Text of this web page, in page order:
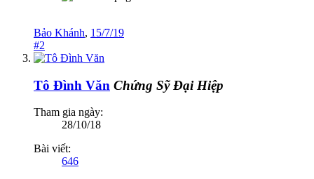
Bảo Khánh, 15/7/19
#2
Tô Đình Văn Chứng Sỹ Đại Hiệp
Tham gia ngày:
28/10/18
Bài viết:
646